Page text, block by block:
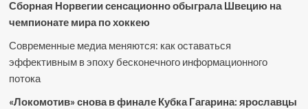
Сборная Норвегии сенсационно обыграла Швецию на
чемпионате мира по хоккею
Современные медиа меняются: как оставаться
эффективным в эпоху бесконечного информационного
потока
«Локомотив» снова в финале Кубка Гагарина: ярославцы